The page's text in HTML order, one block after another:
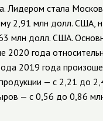
Лидером стала
2,91 млн долл. США,
млн долл. США.
2020 года
2019 года
— с 2,21 до
— с 0,56 до 0,86